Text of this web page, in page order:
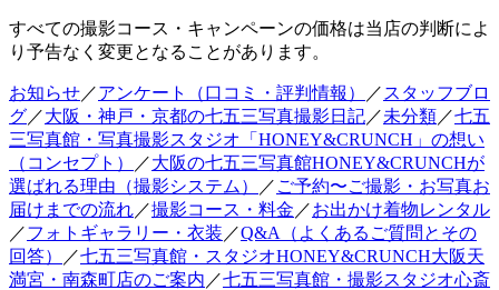
すべての撮影コース・キャンペーンの価格は当店の判断によ
り予告なく変更となることがあります。
お知らせ／アンケート（口コミ・評判情報） ／ スタッフブロ
グ／大阪・神戸・京都の七五三写真撮影日記／未分類／七五
三写真館・写真撮影スタジオ「HONEY&CRUNCH」の想い
（コンセプト）
／大阪の七五三写真館HONEY&CRUNCHが
選ばれる理由（撮影システム）
／ ご予約〜ご撮影・お写真お
届けまでの流れ／撮影コース・料金 ／お出かけ着物レンタル
／フォトギャラリー・衣装 ／Q&A（よくあるご質問とその
回答）
／七五三写真館・スタジオHONEY&CRUNCH大阪天
満宮・南森町店のご案内 ／七五三写真館・撮影スタジオ心斎